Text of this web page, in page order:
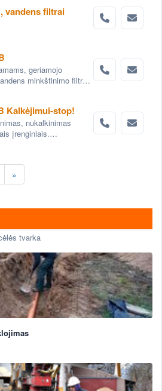
vandens filtrai
geriamojo
minkštinimo filtrai,
filtrai, vandens filtrai
vandens filtrai.
Kalkėjimui-stop!
nukalkinimas
įrenginiais.
minkštinimo
»
tvarka